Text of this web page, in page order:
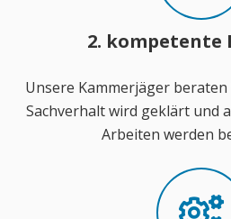
2. kompetente
Unsere Kammerjäger
Sachverhalt wird geklärt und
Arbeiten werden